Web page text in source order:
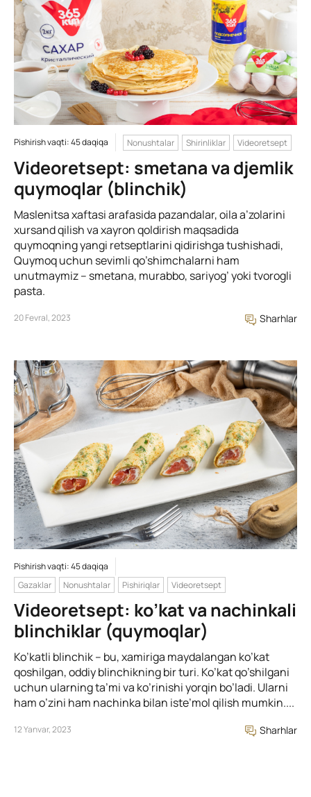
Pishirish vaqti: 45 daqiqa Nonushtalar Shirinliklar Videoretsept
Videoretsept: smetana va djemlik
quymoqlar (blinchik)
Maslenitsa xaftasi arafasida pazandalar, oila a’zolarini
xursand qilish va xayron qoldirish maqsadida
quymoqning yangi retseptlarini qidirishga tushishadi,
Quymoq uchun sevimli qo’shimchalarni ham
unutmaymiz – smetana, murabbo, sariyog’ yoki tvorogli
pasta.
20 Fevral, 2023 Sharhlar
Pishirish vaqti: 45 daqiqa
Gazaklar
Nonushtalar Pishiriqlar Videoretsept
Videoretsept: ko’kat va nachinkali
blinchiklar (quymoqlar)
Ko’katli blinchik – bu, xamiriga maydalangan ko’kat
qoshilgan, oddiy blinchikning bir turi. Ko’kat qo’shilgani
uchun ularning ta’mi va ko’rinishi yorqin bo’ladi. Ularni
ham o’zini ham nachinka bilan iste’mol qilish mumkin....
12 Yanvar, 2023 Sharhlar